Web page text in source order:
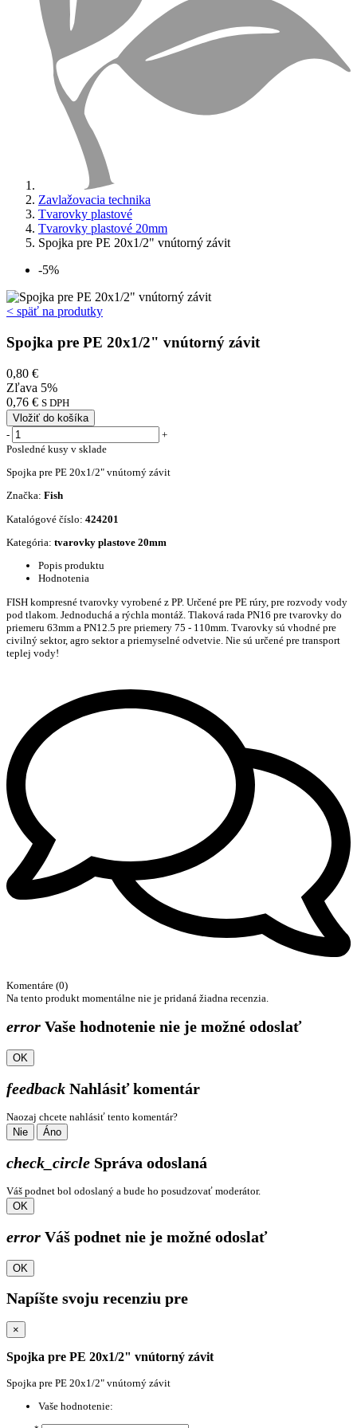
Zavlažovacia technika
Tvarovky plastové
Tvarovky plastové 20mm
Spojka pre PE 20x1/2" vnútorný závit
-5%
< späť na produtky
Spojka pre PE 20x1/2" vnútorný závit
0,80 €
Zľava 5%
0,76 € S DPH
Vložiť do košíka
-
+
Posledné kusy v sklade
Spojka pre PE 20x1/2" vnútorný závit
Značka: Fish
Katalógové číslo: 424201
Kategória: tvarovky plastove 20mm
Popis produktu
Hodnotenia
FISH kompresné tvarovky vyrobené z PP. Určené pre PE rúry, pre rozvody vody
pod tlakom. Jednoduchá a rýchla montáž. Tlaková rada PN16 pre tvarovky do
priemeru 63mm a PN12.5 pre priemery 75 - 110mm. Tvarovky sú vhodné pre
civilný sektor, agro sektor a priemyselné odvetvie. Nie sú určené pre transport
teplej vody!
Komentáre (0)
Na tento produkt momentálne nie je pridaná žiadna recenzia.
error Vaše hodnotenie nie je možné odoslať
OK
feedback Nahlásiť komentár
Naozaj chcete nahlásiť tento komentár?
Nie
Áno
check_circle Správa odoslaná
Váš podnet bol odoslaný a bude ho posudzovať moderátor.
OK
error Váš podnet nie je možné odoslať
OK
Napíšte svoju recenziu pre
×
Spojka pre PE 20x1/2" vnútorný závit
Spojka pre PE 20x1/2" vnútorný závit
Vaše hodnotenie: